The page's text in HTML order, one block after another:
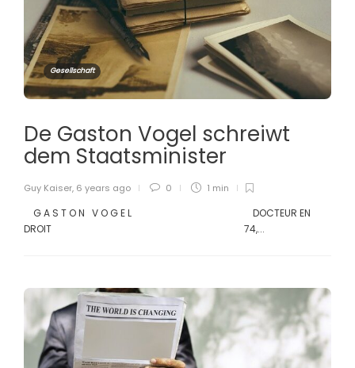
Gesellschaft
De Gaston Vogel schreiwt
dem Staatsminister
Guy Kaiser, 6 years ago 0 1 min
G A S T O N V O G E L DOCTEUR EN
DROIT 74,...